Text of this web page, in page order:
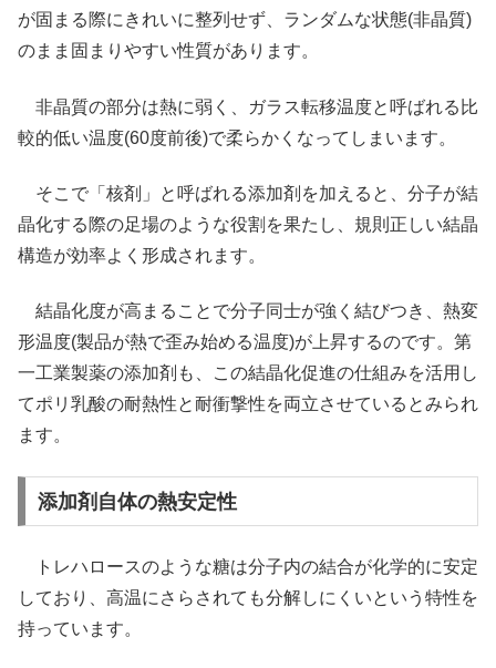
が固まる際にきれいに整列せず、ランダムな状態(非晶質)
のまま固まりやすい性質があります。
非晶質の部分は熱に弱く、ガラス転移温度と呼ばれる比
較的低い温度(60度前後)で柔らかくなってしまいます。
そこで「核剤」と呼ばれる添加剤を加えると、分子が結
晶化する際の足場のような役割を果たし、規則正しい結晶
構造が効率よく形成されます。
結晶化度が高まることで分子同士が強く結びつき、熱変
形温度(製品が熱で歪み始める温度)が上昇するのです。第
一工業製薬の添加剤も、この結晶化促進の仕組みを活用し
てポリ乳酸の耐熱性と耐衝撃性を両立させているとみられ
ます。
添加剤自体の熱安定性
トレハロースのような糖は分子内の結合が化学的に安定
しており、高温にさらされても分解しにくいという特性を
持っています。